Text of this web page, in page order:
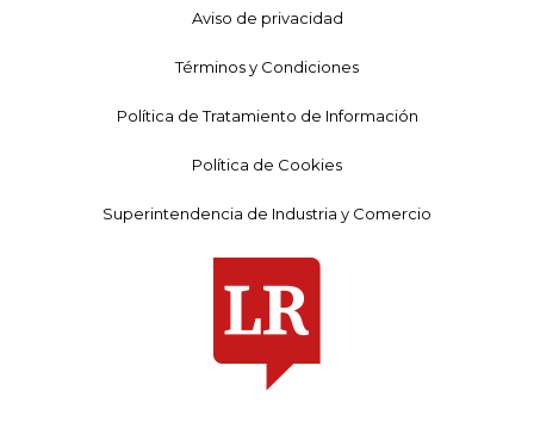
Aviso de privacidad
Términos y Condiciones
Política de Tratamiento de Información
Política de Cookies
Superintendencia de Industria y Comercio